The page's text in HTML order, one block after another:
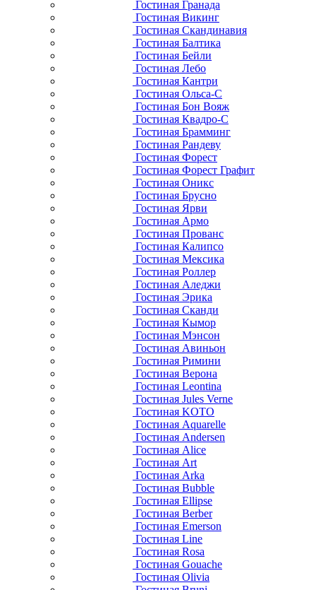
Гостиная Гранада
Гостиная Викинг
Гостиная Скандинавия
Гостиная Балтика
Гостиная Бейли
Гостиная Лебо
Гостиная Кантри
Гостиная Ольса-С
Гостиная Бон Вояж
Гостиная Квадро-С
Гостиная Брамминг
Гостиная Рандеву
Гостиная Форест
Гостиная Форест Графит
Гостиная Оникс
Гостиная Брусно
Гостиная Ярви
Гостиная Армо
Гостиная Прованс
Гостиная Калипсо
Гостиная Мексика
Гостиная Роллер
Гостиная Аледжи
Гостиная Эрика
Гостиная Сканди
Гостиная Кымор
Гостиная Мэнсон
Гостиная Авиньон
Гостиная Римини
Гостиная Верона
Гостиная Leontina
Гостиная Jules Verne
Гостиная KOTO
Гостиная Aquarelle
Гостиная Andersen
Гостиная Alice
Гостиная Art
Гостиная Arka
Гостиная Bubble
Гостиная Ellipse
Гостиная Berber
Гостиная Emerson
Гостиная Line
Гостиная Rosa
Гостиная Gouache
Гостиная Olivia